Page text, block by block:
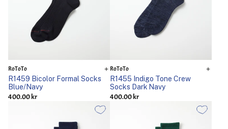
RoToTo
R1459 Bicolor Formal Socks
Blue/Navy
400.00 kr
RoToTo
R1455 Indigo Tone Crew
Socks Dark Navy
400.00 kr